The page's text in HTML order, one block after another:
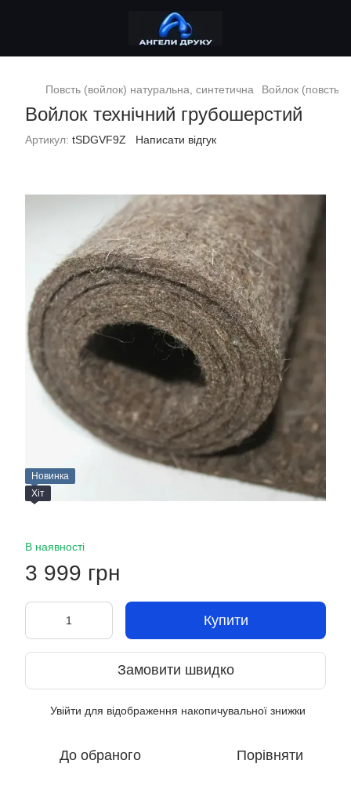
Повсть (войлок) натуральна, синтетична Войлок (повсть)
Войлок технічний грубошерстий
Артикул: tSDGVF9Z Написати відгук
Новинка
Хіт
В наявності
3 999 грн
Купити
Замовити швидко
Увійти для відображення накопичувальної знижки
До обраного Порівняти